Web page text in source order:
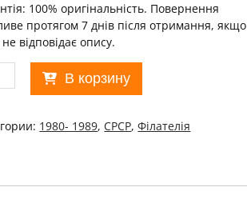
100% оригінальність. Повернення
протягом 7 днів після отримання, якщо
відповідає опису.
В корзину
1980- 1989, СРСР,Філателія